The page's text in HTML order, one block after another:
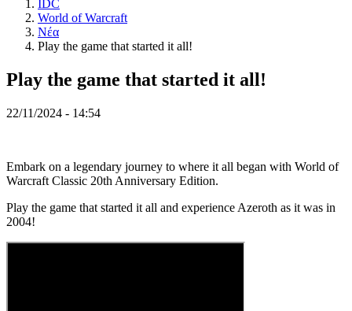
TR
VI
ZH
Το
Παιχνίδι
Το
Παιχνίδι
IDC
World of Warcraft
Νέα
Play the game that started it all!
Play the game that started it all!
22/11/2024 - 14:54
Embark on a legendary journey to where it all began with World of
Warcraft Classic 20th Anniversary Edition.
Play the game that started it all and experience Azeroth as it was in
2004!